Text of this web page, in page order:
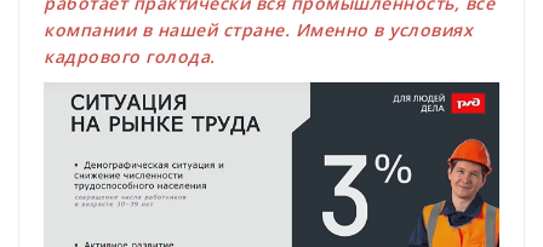
компании в нашей стране. Именно в условиях
кадрового голода.